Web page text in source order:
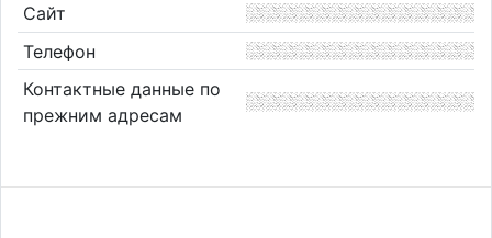
Сайт
Телефон
Контактные данные по
прежним адресам